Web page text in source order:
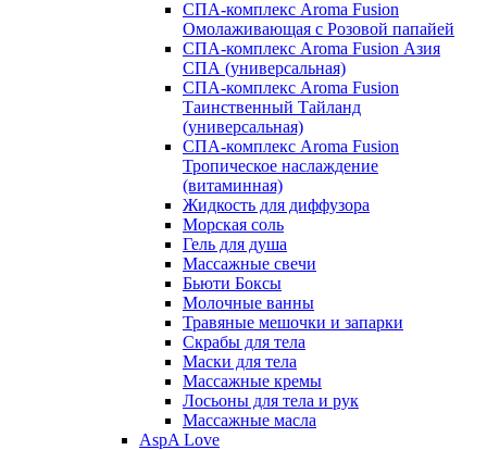
СПА-комплекс Aroma Fusion
Омолаживающая с Розовой папайей
СПА-комплекс Aroma Fusion Азия
СПА (универсальная)
СПА-комплекс Aroma Fusion
Таинственный Тайланд
(универсальная)
СПА-комплекс Aroma Fusion
Тропическое наслаждение
(витаминная)
Жидкость для диффузора
Морская соль
Гель для душа
Массажные свечи
Бьюти Боксы
Молочные ванны
Травяные мешочки и запарки
Скрабы для тела
Маски для тела
Массажные кремы
Лосьоны для тела и рук
Массажные масла
AspA Love